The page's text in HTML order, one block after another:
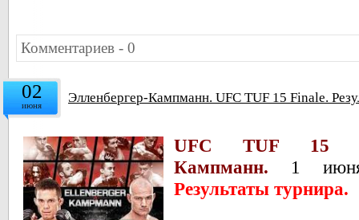
Комментариев - 0
02
июня Элленбергер-Кампманн. UFC TUF 15 Finale.
UFC TUF 15
Кампманн. 1
Результаты турнира.